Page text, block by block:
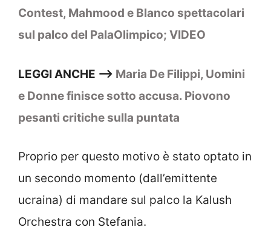
Contest, Mahmood e Blanco spettacolari
sul palco del PalaOlimpico; VIDEO
LEGGI ANCHE –> Maria De Filippi, Uomini
e Donne finisce sotto accusa. Piovono
pesanti critiche sulla puntata
Proprio per questo motivo è stato optato in
un secondo momento (dall’emittente
ucraina) di mandare sul palco la Kalush
Orchestra con Stefania.